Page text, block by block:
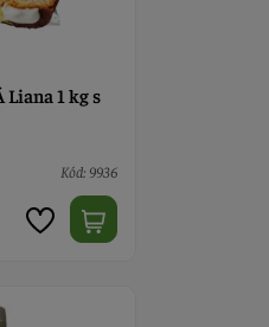
Liana 1 kg s
Kód: 9936